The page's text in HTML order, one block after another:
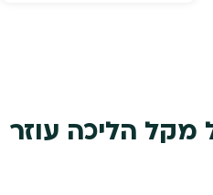
מקל הליכה עוזר